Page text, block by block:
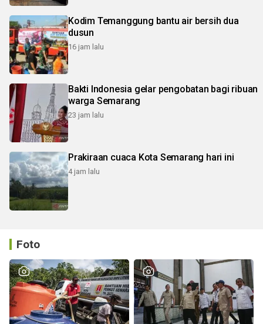
Kodim Temanggung bantu air bersih dua
dusun
16 jam lalu
Bakti Indonesia gelar pengobatan bagi ribuan
warga Semarang
23 jam lalu
Prakiraan cuaca Kota Semarang hari ini
4 jam lalu
Foto